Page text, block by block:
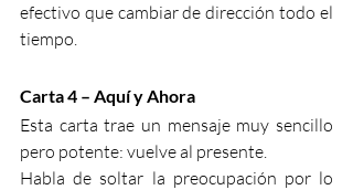
efectivo que cambiar de dirección todo el
tiempo.
Carta 4 – Aquí y Ahora
Esta carta trae un mensaje muy sencillo
pero potente: vuelve al presente.
Habla de soltar la preocupación por lo